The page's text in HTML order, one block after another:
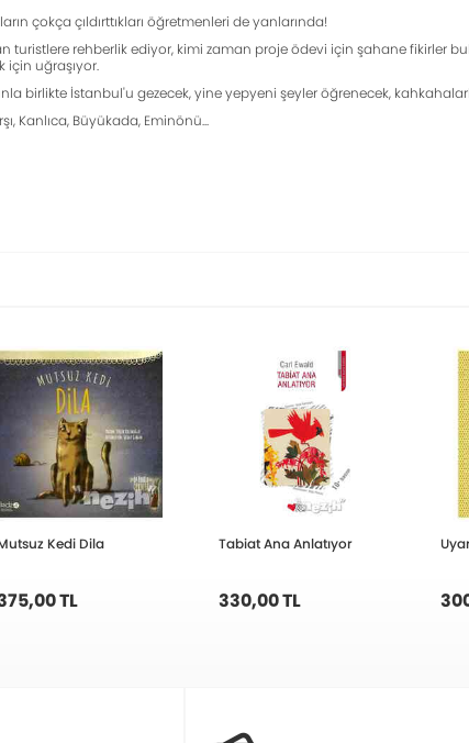
çokça çıldırttıkları öğretmenleri de yanlarında!
turistlere rehberlik ediyor, kimi zaman proje ödevi için şahane fikirler
uğraşıyor.
birlikte İstanbul'u gezecek, yine yepyeni şeyler öğrenecek,
Kanlıca, Büyükada, Eminönü...
Kedi Dila
TL
Tabiat Ana Anlatıyor
330,00 TL